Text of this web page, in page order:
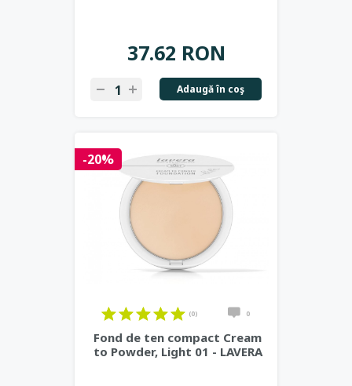
37.62 RON
Adaugă în coş
-20%
(0) 0
Fond de ten compact Cream
to Powder, Light 01 - LAVERA